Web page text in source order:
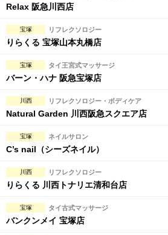
日本人スタッフのみ
スタッフ指名可
こだわり条件を変更
閉じる
Relax 阪急川西店
宝塚 リフレクソロジー
りらくる 宝塚山本丸橋店
宝塚 タイ王宮式マッサージ
バーン・ハナ 阪急宝塚店
川西 リフレクソロジー・ボディケア
Natural Garden 川西阪急スクエア店
宝塚 ネイルサロン
C’s nail（シーズネイル）
川西 リフレクソロジー
りらくる 川西トナリエ清和台店
宝塚 タイ古式マッサージ
バンクンメイ 宝塚店